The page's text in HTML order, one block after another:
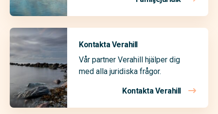
Kontakta Verahill
Vår partner Verahill hjälper dig
med alla juridiska frågor.
Kontakta Verahill